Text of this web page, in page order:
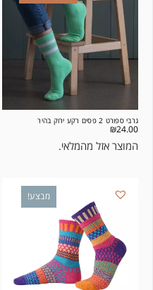
גרבי ספורט 2 פסים רקע ירוק בהיר
₪24.00
המוצר אזל מהמלאי.
מבצע!